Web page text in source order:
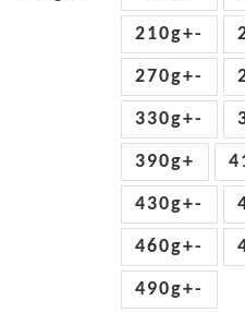
210g+-
270g+-
330g+-
390g+
430g+-
460g+-
490g+-